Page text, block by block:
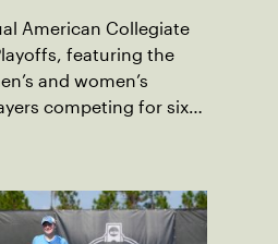
American Collegiate
featuring the
and women’s
competing for six